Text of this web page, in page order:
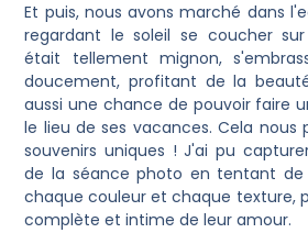
Et puis, nous avons marché dans
regardant le soleil se coucher
était tellement mignon,
doucement, profitant de la
aussi une chance de pouvoir faire
le lieu de ses vacances. Cela nous
souvenirs uniques ! J'ai pu
de la séance photo en tentant de
chaque couleur et chaque texture,
complète et intime de leur amour.